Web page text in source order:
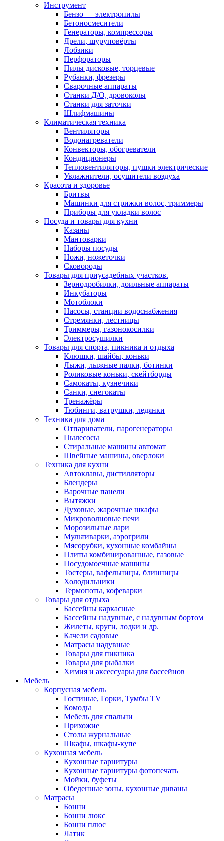
Инструмент
Бензо — электропилы
Бетоносмесители
Генераторы, компрессоры
Дрели, шуруповёрты
Лобзики
Перфораторы
Пилы дисковые, торцевые
Рубанки, фрезеры
Сварочные аппараты
Станки Д/О, дровоколы
Станки для заточки
Шлифмашины
Климатическая техника
Вентиляторы
Водонагреватели
Конвекторы, обогреватели
Кондиционеры
Тепловентиляторы, пушки электрические
Увлажнители, осушители воздуха
Красота и здоровье
Бритвы
Машинки для стрижки волос, триммеры
Приборы для укладки волос
Посуда и товары для кухни
Казаны
Мантоварки
Наборы посуды
Ножи, ножеточки
Сковороды
Товары для приусадебных участков.
Зернодробилки, доильные аппараты
Инкубаторы
Мотоблоки
Насосы, станции водоснабжения
Стремянки, лестницы
Триммеры, газонокосилки
Электросушилки
Товары для спорта, пикника и отдыха
Клюшки, шайбы, коньки
Лыжи, лыжные палки, ботинки
Роликовые коньки, скейтборды
Самокаты, кузнечики
Санки, снегокаты
Тренажёры
Тюбинги, ватрушки, ледянки
Техника для дома
Отпариватели, парогенераторы
Пылесосы
Стиральные машины автомат
Швейные машины, оверлоки
Техника для кухни
Автоклавы, дистилляторы
Блендеры
Варочные панели
Вытяжки
Духовые, жарочные шкафы
Микроволновые печи
Морозильные лари
Мультиварки, аэрогрили
Мясорубки, кухонные комбайны
Плиты комбинированные, газовые
Посудомоечные машины
Тостеры, вафельницы, блинницы
Холодильники
Термопоты, кофеварки
Товары для отдыха
Бассейны каркасные
Бассейны надувные, с надувным бортом
Жилеты, круги, лодки и др.
Качели садовые
Матрасы надувные
Товары для пикника
Товары для рыбалки
Химия и аксессуары для бассейнов
Мебель
Корпусная мебель
Гостиные, Горки, Тумбы TV
Комоды
Мебель для спальни
Прихожие
Столы журнальные
Шкафы, шкафы-купе
Кухонная мебель
Кухонные гарнитуры
Кухонные гарнитуры фотопечать
Мойки, буфеты
Обеденные зоны, кухонные диваны
Матрасы
Бонни
Бонни люкс
Бонни плюс
Латик